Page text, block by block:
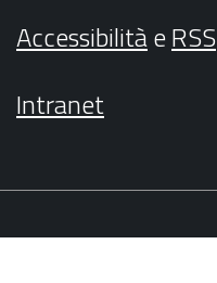
AccessibilitàeRSS
Intranet